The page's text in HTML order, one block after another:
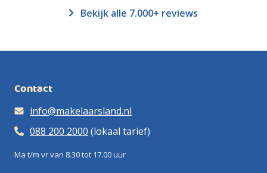
Bekijk alle 7.000+ reviews
Contact
info@makelaarsland.nl
088 200 2000 (lokaal tarief)
Ma t/m vr van 8.30 tot 17.00 uur